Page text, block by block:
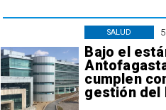
Bajo el
cumplen
gestión del
SALUD